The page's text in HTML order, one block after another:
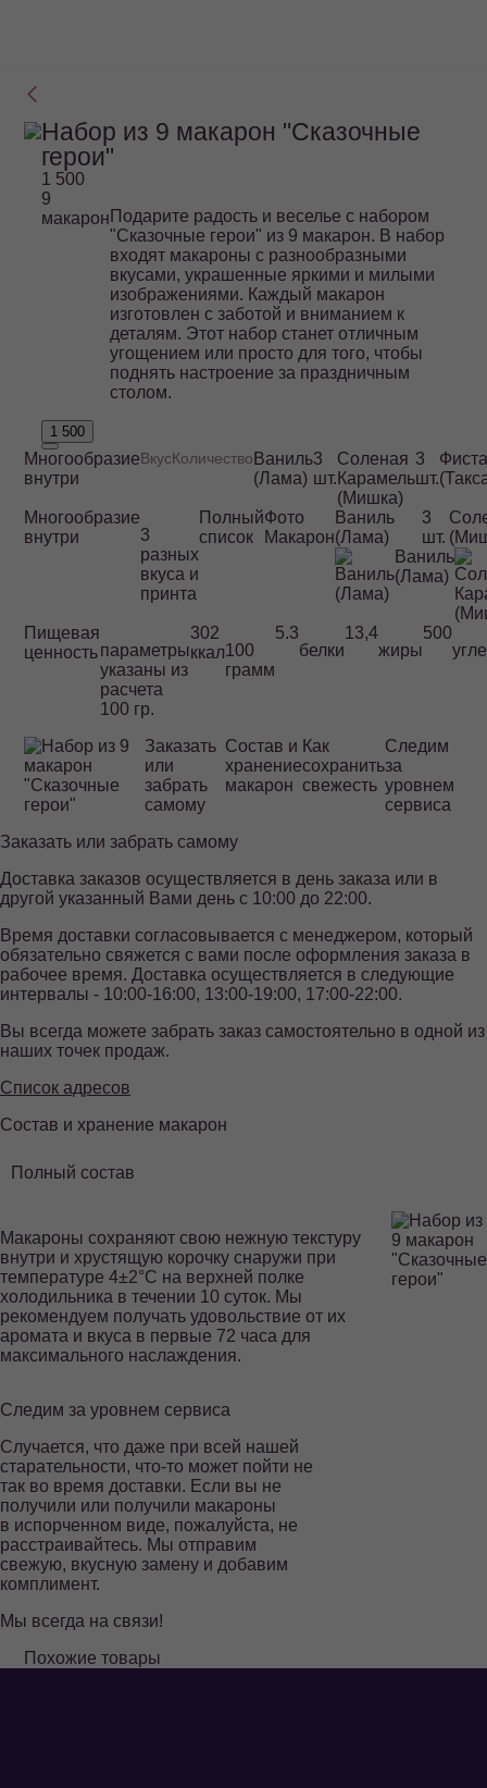
Набор из 9 макарон "Сказочные
герои"
1 500
9
макарон Подарите радость и веселье с набором
"Сказочные герои" из 9 макарон. В набор
входят макароны с разнообразными
вкусами, украшенные яркими и милыми
изображениями. Каждый макарон
изготовлен с заботой и вниманием к
деталям. Этот набор станет отличным
угощением или просто для того, чтобы
поднять настроение за праздничным
столом.
1 500
Многообразие
внутри
ВкусКоличество Ваниль
(Лама)
3
шт.
Соленая
Карамель
(Мишка)
3
шт.
Многообразие
внутри
3
разных
вкуса и
принта
Полный
список
Фото
Макарон
Ваниль
(Лама)
3
шт.
Ваниль
(Лама)
Пищевая
ценностьпараметры
указаны из
расчета
100 гр.
302
ккал100
грамм
5.3
белки
13,4
жиры
500
Заказать
или
забрать
самому
Состав и
хранение
макарон
Как
сохранить
свежесть
Следим
за
уровнем
сервиса
Заказать или забрать самому
Доставка заказов осуществляется в день заказа или в
другой указанный Вами день с 10:00 до 22:00.
Время доставки согласовывается с менеджером, который
обязательно свяжется с вами после оформления заказа в
рабочее время. Доставка осуществляется в следующие
интервалы - 10:00-16:00, 13:00-19:00, 17:00-22:00.
Вы всегда можете забрать заказ самостоятельно в одной из
наших точек продаж.
Список адресов
Состав и хранение макарон
Полный состав
Макароны сохраняют свою нежную текстуру
внутри и хрустящую корочку снаружи при
температуре 4±2°С на верхней полке
холодильника в течении 10 суток. Мы
рекомендуем получать удовольствие от их
аромата и вкуса в первые 72 часа для
максимального наслаждения.
Следим за уровнем сервиса
Случается, что даже при всей нашей
старательности, что-то может пойти не
так во время доставки. Если вы не
получили или получили макароны
в испорченном виде, пожалуйста, не
расстраивайтесь. Мы отправим
свежую, вкусную замену и добавим
комплимент.
Мы всегда на связи!
Похожие товары